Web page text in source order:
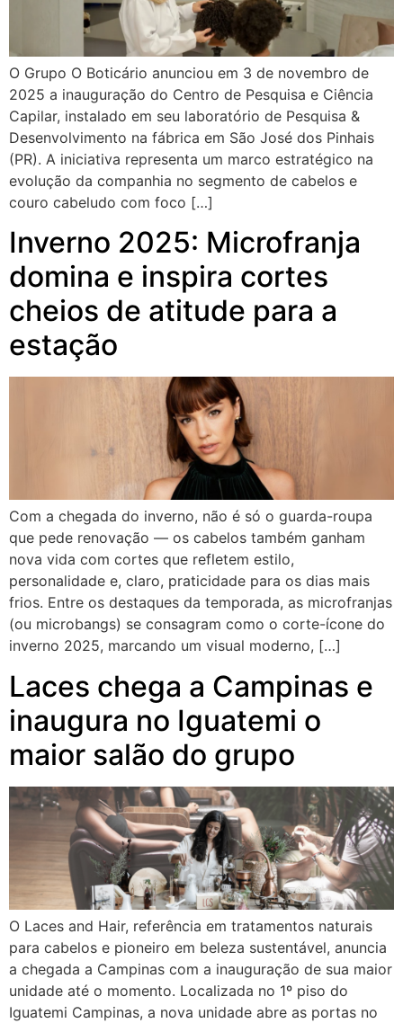
O Grupo O Boticário anunciou em 3 de novembro de
2025 a inauguração do Centro de Pesquisa e Ciência
Capilar, instalado em seu laboratório de Pesquisa &
Desenvolvimento na fábrica em São José dos Pinhais
(PR). A iniciativa representa um marco estratégico na
evolução da companhia no segmento de cabelos e
couro cabeludo com foco […]
Inverno 2025: Microfranja
domina e inspira cortes
cheios de atitude para a
estação
Com a chegada do inverno, não é só o guarda-roupa
que pede renovação — os cabelos também ganham
nova vida com cortes que refletem estilo,
personalidade e, claro, praticidade para os dias mais
frios. Entre os destaques da temporada, as microfranjas
(ou microbangs) se consagram como o corte-ícone do
inverno 2025, marcando um visual moderno, […]
Laces chega a Campinas e
inaugura no Iguatemi o
maior salão do grupo
O Laces and Hair, referência em tratamentos naturais
para cabelos e pioneiro em beleza sustentável, anuncia
a chegada a Campinas com a inauguração de sua maior
unidade até o momento. Localizada no 1º piso do
Iguatemi Campinas, a nova unidade abre as portas no